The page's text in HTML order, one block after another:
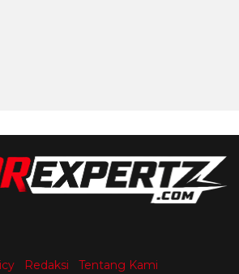
Redaksi Tentang Kami